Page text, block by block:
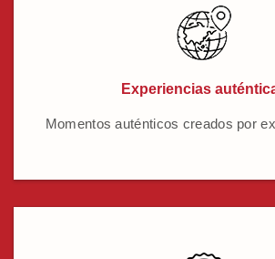
Experiencias
Momentos auténticos creados por